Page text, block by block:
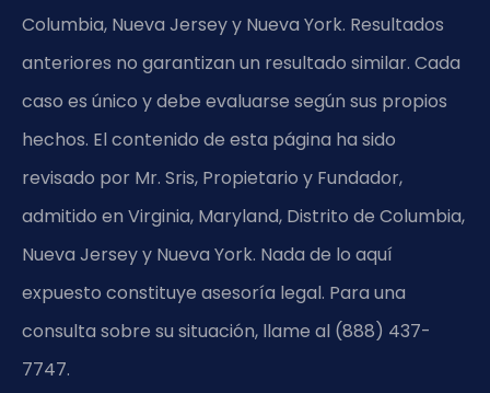
Columbia, Nueva Jersey y Nueva York. Resultados
anteriores no garantizan un resultado similar. Cada
caso es único y debe evaluarse según sus propios
hechos. El contenido de esta página ha sido
revisado por Mr. Sris, Propietario y Fundador,
admitido en Virginia, Maryland, Distrito de Columbia,
Nueva Jersey y Nueva York. Nada de lo aquí
expuesto constituye asesoría legal. Para una
consulta sobre su situación, llame al (888) 437-
7747.